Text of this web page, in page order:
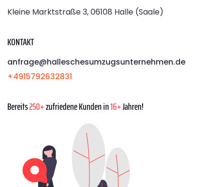
Kleine Marktstraße 3, 06108 Halle (Saale)
KONTAKT
anfrage@halleschesumzugsunternehmen.de
+4915792632831
Bereits250+zufriedene Kunden in16+Jahren!